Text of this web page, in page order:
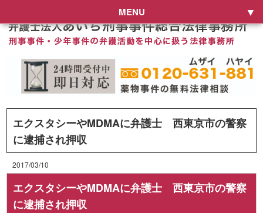
MENU
エクスタシーやMDMAに弁護士 西東京市の警察
に逮捕され押収
2017/03/10
エクスタシーやMDMAに弁護士 西東京市の警察
に逮捕され押収